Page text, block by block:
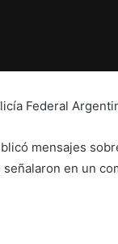
Federal
mensajes
en un